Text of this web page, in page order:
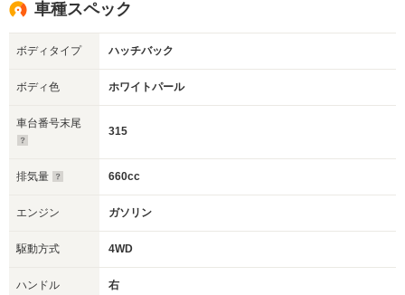
車種スペック
ボディタイプ ハッチバック
ボディ色 ホワイトパール
車台番号末尾
315
排気量 660cc
エンジン ガソリン
駆動方式 4WD
ハンドル 右